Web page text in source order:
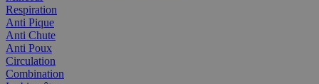
Respiration
Anti Pique
Anti Chute
Anti Poux
Circulation
Combination